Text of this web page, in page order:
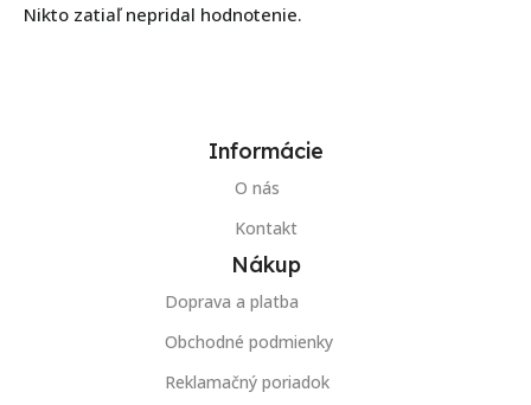
Nikto zatiaľ nepridal hodnotenie.
Informácie
O nás
Kontakt
Nákup
Doprava a platba
Obchodné podmienky
Reklamačný poriadok